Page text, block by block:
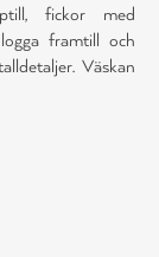
fickor med
framtill och
Väskan